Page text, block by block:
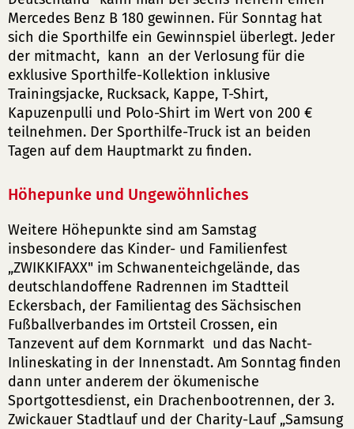
Mercedes Benz B 180 gewinnen. Für Sonntag hat
sich die Sporthilfe ein Gewinnspiel überlegt. Jeder
der mitmacht, kann an der Verlosung für die
exklusive Sporthilfe-Kollektion inklusive
Trainingsjacke, Rucksack, Kappe, T-Shirt,
Kapuzenpulli und Polo-Shirt im Wert von 200 €
teilnehmen. Der Sporthilfe-Truck ist an beiden
Tagen auf dem Hauptmarkt zu finden.
Höhepunke und Ungewöhnliches
Weitere Höhepunkte sind am Samstag
insbesondere das Kinder- und Familienfest
„ZWIKKIFAXX" im Schwanenteichgelände, das
deutschlandoffene Radrennen im Stadtteil
Eckersbach, der Familientag des Sächsischen
Fußballverbandes im Ortsteil Crossen, ein
Tanzevent auf dem Kornmarkt und das Nacht-
Inlineskating in der Innenstadt. Am Sonntag finden
dann unter anderem der ökumenische
Sportgottesdienst, ein Drachenbootrennen, der 3.
Zwickauer Stadtlauf und der Charity-Lauf „Samsung